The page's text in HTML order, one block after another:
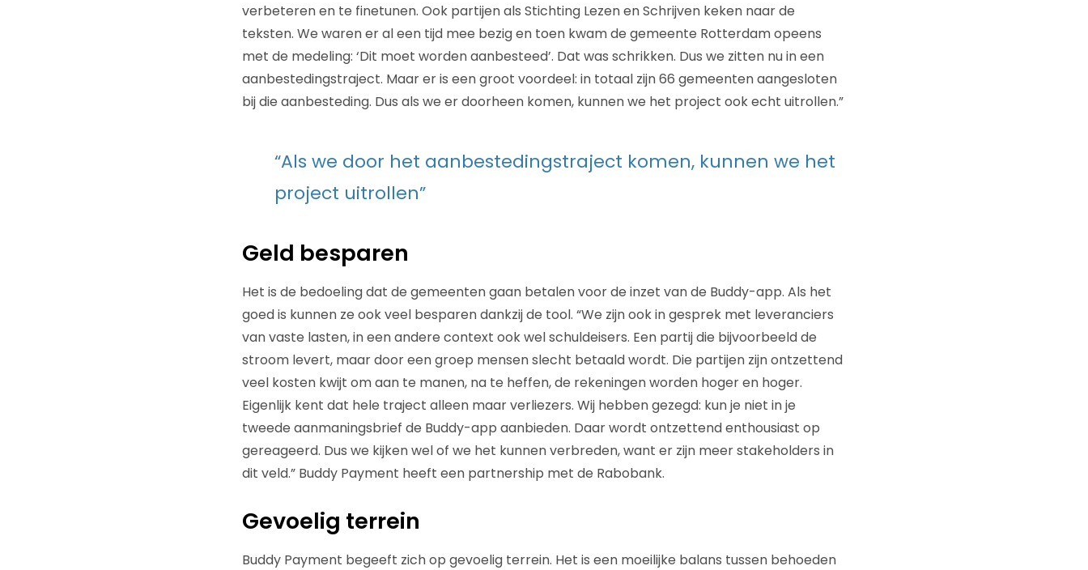
verbeteren en te finetunen. Ook partijen als Stichting Lezen en Schrijven keken naar de
teksten. We waren er al een tijd mee bezig en toen kwam de gemeente Rotterdam opeens
met de medeling: ‘Dit moet worden aanbesteed’. Dat was schrikken. Dus we zitten nu in een
aanbestedingstraject. Maar er is een groot voordeel: in totaal zijn 66 gemeenten aangesloten
bij die aanbesteding. Dus als we er doorheen komen, kunnen we het project ook echt uitrollen.”
“Als we door het aanbestedingstraject komen, kunnen we het
project uitrollen”
Geld besparen
Het is de bedoeling dat de gemeenten gaan betalen voor de inzet van de Buddy-app. Als het
goed is kunnen ze ook veel besparen dankzij de tool. “We zijn ook in gesprek met leveranciers
van vaste lasten, in een andere context ook wel schuldeisers. Een partij die bijvoorbeeld de
stroom levert, maar door een groep mensen slecht betaald wordt. Die partijen zijn ontzettend
veel kosten kwijt om aan te manen, na te heffen, de rekeningen worden hoger en hoger.
Eigenlijk kent dat hele traject alleen maar verliezers. Wij hebben gezegd: kun je niet in je
tweede aanmaningsbrief de Buddy-app aanbieden. Daar wordt ontzettend enthousiast op
gereageerd. Dus we kijken wel of we het kunnen verbreden, want er zijn meer stakeholders in
dit veld.” Buddy Payment heeft een partnership met de Rabobank.
Gevoelig terrein
Buddy Payment begeeft zich op gevoelig terrein. Het is een moeilijke balans tussen behoeden